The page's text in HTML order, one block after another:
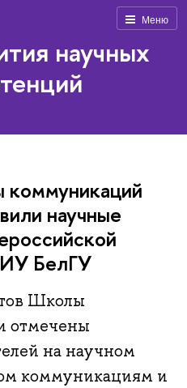
Меню
научных
научные
БелГУ
Школы
отмечены
на научном
коммуникациям и